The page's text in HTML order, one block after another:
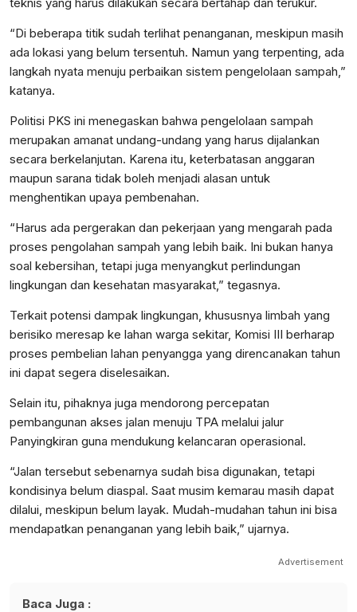
“Di beberapa titik sudah terlihat penanganan, meskipun masih
ada lokasi yang belum tersentuh. Namun yang terpenting, ada
langkah nyata menuju perbaikan sistem pengelolaan sampah,”
katanya.
Politisi PKS ini menegaskan bahwa pengelolaan sampah
merupakan amanat undang-undang yang harus dijalankan
secara berkelanjutan. Karena itu, keterbatasan anggaran
maupun sarana tidak boleh menjadi alasan untuk
menghentikan upaya pembenahan.
“Harus ada pergerakan dan pekerjaan yang mengarah pada
proses pengolahan sampah yang lebih baik. Ini bukan hanya
soal kebersihan, tetapi juga menyangkut perlindungan
lingkungan dan kesehatan masyarakat,” tegasnya.
Terkait potensi dampak lingkungan, khususnya limbah yang
berisiko meresap ke lahan warga sekitar, Komisi III berharap
proses pembelian lahan penyangga yang direncanakan tahun
ini dapat segera diselesaikan.
Selain itu, pihaknya juga mendorong percepatan
pembangunan akses jalan menuju TPA melalui jalur
Panyingkiran guna mendukung kelancaran operasional.
“Jalan tersebut sebenarnya sudah bisa digunakan, tetapi
kondisinya belum diaspal. Saat musim kemarau masih dapat
dilalui, meskipun belum layak. Mudah-mudahan tahun ini bisa
mendapatkan penanganan yang lebih baik,” ujarnya.
Advertisement
Baca Juga :